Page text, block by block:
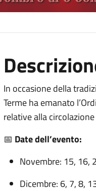
In occasione della
Terme ha emanato
relative alla
📅 Date dell’evento:
Novembre: 15, 16,
Dicembre: 6, 7, 8,